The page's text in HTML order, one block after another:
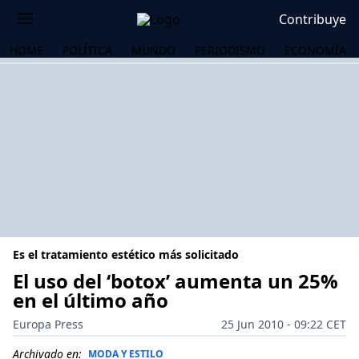
Contribuye
HOME POLÍTICA MUNDO PERIODISMO ECONOMÍA
Es el tratamiento estético más solicitado
El uso del ‘botox’ aumenta un 25%
en el último año
Europa Press
25 Jun 2010 - 09:22 CET
Archivado en: MODA Y ESTILO